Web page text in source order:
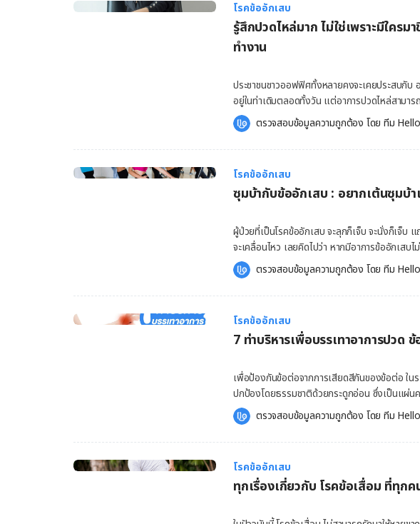
ความเชี่ยวชาญ วิธีการรักษาอาการปวดข้อศอก วิ
ที่จะต้องรักษาตามสาเหตุและอาการที่เป็น เช่น ห
ไม่รุนแรง อาจสามารถปฐมพยาบาลในขั้นต้นด้วยก
ประทานยาที่ลดการเจ็บปวดและอาการอักเสบ รวม
(Osteoarthritis) ดังนั้น การสละเวลาเล็กน้อยออก
น้อย ซึ่งมี 5 ท่าง่าย ๆ ที่คุณสามารถปฏิบัติตาม ท่าบ
ฝากกัน ดังนี้ ท่าดันกำแพง การบริหารท่านี้มีเป้าหมายที่จะให้กล้ามเนื้อส่วนล่างของคุณ โดยเฉพาะ
ออกมาด้านหน้าพร้อมกับหงายมือตั้งขึ้นเตรียมดั
เท้าข้างที่ถนัดออกมาด้านหน้าในก้าวที่ยาวที่สุดเท่
กำแพง ขั้นตอนนี้ให้คุณดันตัวเข้า-ออกเล็กน้อยใ
สลับเปลี่ยนขาอีกข้างหนึ่งในท่าทาง และทำตามขั้นตอนการบริหารเ
เริ่มจากขั้นตอนดังต่อไปนี้ ยืนตัวตรง และนำมือเท้าเอวไว้เพื่อสร้างการทรงตัว พร้อมกับแยกเท้า
หรือหัวเข่าให้ห่างกันเล็กน้อย ประมาณ 1-2 นิ้ว ย
สุด และค้างไว้ประมาณ […]
โรคข้ออักเสบ
รู้สึกปวดไหล่มาก ไม่ใช่เพราะมีใคร
ทำงาน
ประชาชนชาวออฟฟิศทั้งหลายคงจะเคยประสบกับ
อยู่ในท่าเดิมตลอดทั้งวัน แต่อาการปวดไหล่สามาร
การทำงาน จะมีวิธีรับมือและป้องกันอย่างไรได้บ้
หมอ กันเลยค่ะ สาเหตุอะไรบ้างที่ทำให้ ปวดไหล่ อ
ได้จากหลายสาเหตุที่แตกต่างกันออกไป บางครั้ง
สามารถเกิดขึ้นจากปัจจัยต่างๆ เหล่านี้ด้วย ได้แก่ เกิดการผิดท่าผิดทางกับบริเวณไหล่ อาจเป็นการ
นั่ง การนอน การยก ย้ายสิ่งของต่างๆ การทำกิจ
กล้ามเนื้อบริเวณไหล่ เกิดอาการอักเสบที่บริเวณ
เนื้อบริเวณคอ และไหล่ เกิดอาการตึงในขณะที่นั่งทำงานหรือขณะที่ยืน
ทำงานได้อย่างไร การเคลื่อนไหว อากัปกิริยาต่าง
อาการปวดไหล่ได้ โดยเฉพาะในการทำงาน สำหรั
ต้องค้างอยู่ในท่าเดิมเป็นเวลานาน กล่าวคือ ลำคอก็จะตั้งตรง ใบหน้าจดจ่อที่หน้าจอคอมพิวเตอร์ ข้อ
มือจะประจำอยู่ที่แป้นพิมพ์และเม้าส์ เมื่ออยู่ในท่านี้
ตรวจสอบข้อมูลความถูกต้อง โดย ทีม
โรคข้ออักเสบ
ซุมบ้ากับข้ออักเสบ : อยากเต้นซุมบ้า
ผู้ป่วยที่เป็นโรคข้ออักเสบ จะลุกก็เจ็บ จะนั่งก็เจ็บ
จะเคลื่อนไหว เลยคิดไปว่า หากมีอาการข้ออักเส
ปัญหาข้ออักเสบสามารถออกกำลังกายได้ แต่ต้อ
เห็นว่า…ซุมบ้าก็น่าเต้นแต่ข้ออักเสบก็กังวลใจ…เรา
พร้อมๆกับ Hello คุณหมอ เลยค่ะ …ว่าทำได้รึเปล่
ท่าเต้นแบบละติน-อเมริกา เป็นการเต้นที่มีการสลั
จังหวะสนุกๆ เพื่อเป็นการฝึกความต้านทานของก
พร้อมทั้งไม่เบื่อ มีส่วนช่วยให้ออกกำลังกายได้นาน
อีกด้วย ประเภทของ ซุมบ้า ซุมบ้าเป็นการออกกำ
Perez ผู้ฝึกสอนด้านการออกกำลังกายในโคลัมเ
แบบดั่งเดิมเข้ากับการเต้นแอโรบิกของเขา ซึ่งออ
เจาะจง และระดับการออกกำลังกาย และยังมีประ
Zumba เป็นรูปแบบการออกกำลังกายที่เหมาะ
ตรวจสอบข้อมูลความถูกต้อง โดย ทีม
โรคข้ออักเสบ
7 ท่าบริหารเพื่อบรรเทาอาการปวด
เพื่อป้องกันข้อต่อจากการเสียดสีกันของข้อต่อ ใน
ปกป้องโดยธรรมชาติด้วยกระดูกอ่อน ซึ่งเป็นแผ่
อักเสบ (Arthritis) ทำให้กระดูกอ่อนเหล่านี้เสื่อม แ
อาการฝืดแข็งเมื่อเคลื่อนไหวข้อต่อ การเป็นข้ออั
คุณจำเป็นต้องใช้มือสำหรับกิจกรรมหลายอย่างใ
คุณรู้สึกว่าข้อฝืดแข็ง คุณสามารถเริ่มออกกำลังกา
ชี้ขึ้นข้างบน จากนั้น งอนิ้วมือ เพื่อกำมือโดยให้นิ้ว
10 ครั้งกับมือแต่ละข้าง ท่าบริหาร 2: งอนิ้วมือ ใน
ตรวจสอบข้อมูลความถูกต้อง โดย ทีม
โรคข้ออักเสบ
ทุกเรื่องเกี่ยวกับ โรคข้อเสื่อม ที่ทุก